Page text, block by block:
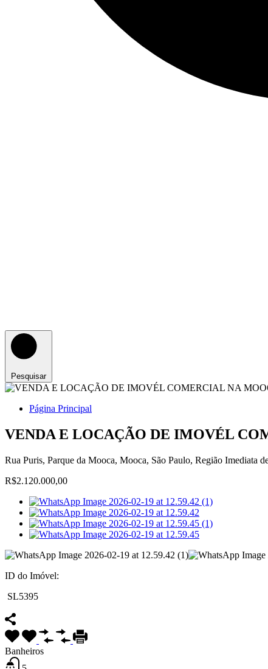
Pesquisar
Página Principal
VENDA E LOCAÇÃO DE IMOVÉL
Rua Puris, Parque da Mooca, Mooca, São Paulo, Região Imediata
R$2.120.000,00
ID do Imóvel:
SL5395
Banheiros